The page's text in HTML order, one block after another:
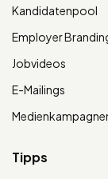
Kandidatenpool
Employer
Jobvideos
E-Mailings
Tipps